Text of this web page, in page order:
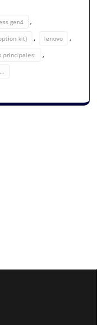
gen4 ,
kit) , lenovo ,
principales: ,